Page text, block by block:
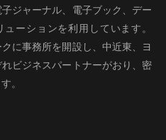
ジャーナル、電子ブック、デー
ーションを利用しています。
に事務所を開設し、中近東、ヨ
ビジネスパートナーがおり、密
。